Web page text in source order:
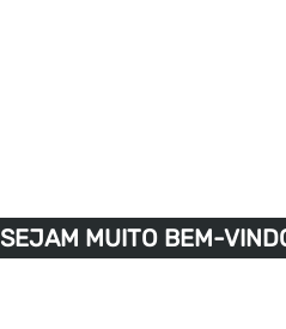
SEJAM MUITO BEM-